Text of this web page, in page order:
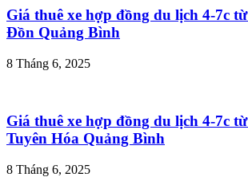
Giá thuê xe hợp đồng du lịch 4-7c
Đồn Quảng Bình
8 Tháng 6, 2025
Giá thuê xe hợp đồng du lịch 4-7c
Tuyên Hóa Quảng Bình
8 Tháng 6, 2025